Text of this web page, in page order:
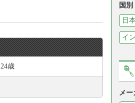
24歳
国別
日本
イ
メ